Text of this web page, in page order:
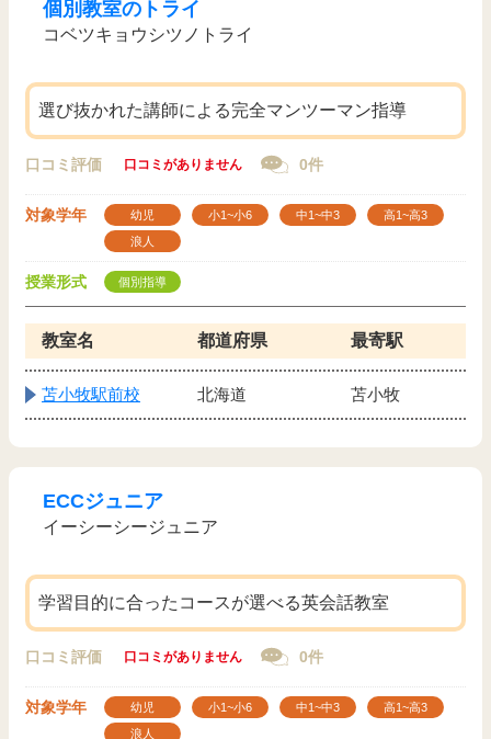
個別教室のトライ
コベツキョウシツノトライ
選び抜かれた講師による完全マンツーマン指導
口コミ評価 口コミがありません 0件
対象学年 幼児 小1~小6 中1~中3
高1~高3
浪人
授業形式 個別指導
教室名 都道府県 最寄駅
苫小牧駅前校 北海道 苫小牧
ECCジュニア
イーシーシージュニア
学習目的に合ったコースが選べる英会話教室
口コミ評価 口コミがありません 0件
対象学年 幼児 小1~小6 中1~中3
高1~高3
浪人